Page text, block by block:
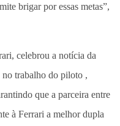
brigar por essas metas”,
celebrou a notícia da
trabalho do piloto ,
que a parceira entre
à Ferrari a melhor dupla